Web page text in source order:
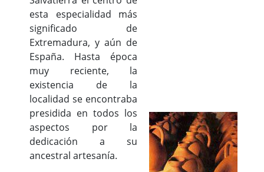
esta especialidad más
significado de
Extremadura, y aún de
España. Hasta época
muy reciente, la
existencia de la
localidad se encontraba
presidida en todos los
aspectos por la
dedicación a su
ancestral artesanía.